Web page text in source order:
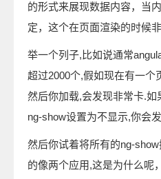
的形式来展现数据内容，当
定，这个在页面渲染的时候
举一个列子,比如说通常
超过2000个,假如现在有一个
然后你加载,会发现非常卡.如
ng-show设置为不显示,你会
然后你试着将所有的ng-
的像两个应用,这是为什么呢